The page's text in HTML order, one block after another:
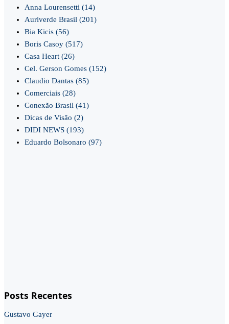
Anna Lourensetti (14)
Auriverde Brasil (201)
Bia Kicis (56)
Boris Casoy (517)
Casa Heart (26)
Cel. Gerson Gomes (152)
Claudio Dantas (85)
Comerciais (28)
Conexão Brasil (41)
Dicas de Visão (2)
DIDI NEWS (193)
Eduardo Bolsonaro (97)
Posts Recentes
Gustavo Gayer